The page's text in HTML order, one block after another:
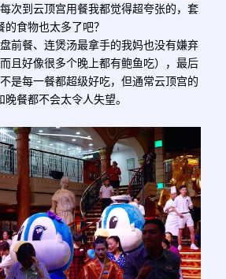
次到云顶宫用餐我都觉得超夸张的，套
的食物也太多了吧？
前餐、连煲汤最拿手的我妈也没有嫌弃
且好像很多个晚上都有鲍鱼吃），最后
是每一餐都超级好吃，但通常云顶宫的
晚餐都不会太令人失望。